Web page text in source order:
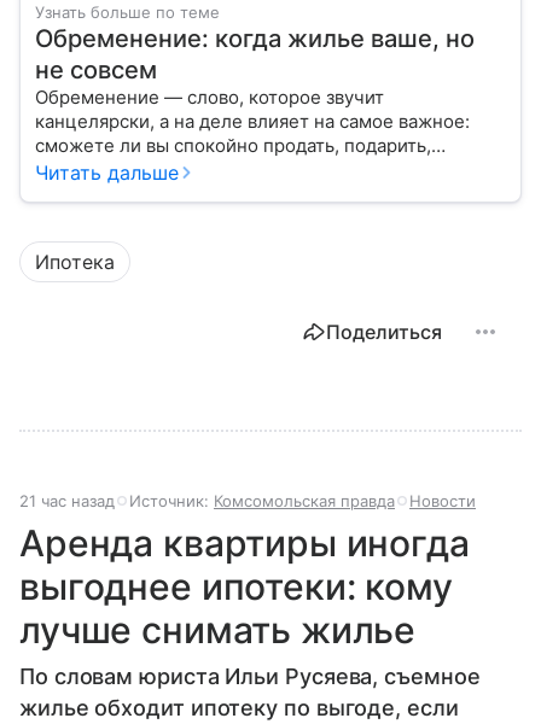
Узнать больше по теме
Обременение: когда жилье ваше, но
не совсем
Обременение — слово, которое звучит
канцелярски, а на деле влияет на самое важное:
сможете ли вы спокойно продать, подарить,
заложить или даже иногда нормально пользоваться
Читать дальше
Ипотека
Поделиться
21 час назад Источник: Комсомольская правда Новости
Аренда квартиры иногда
выгоднее ипотеки: кому
лучше снимать жилье
По словам юриста Ильи Русяева, съемное
жилье обходит ипотеку по выгоде, если